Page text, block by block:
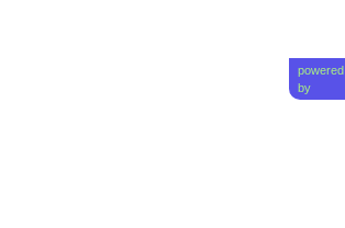
powered
by